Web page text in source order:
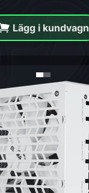
Lägg i kundvagn